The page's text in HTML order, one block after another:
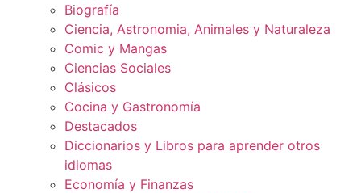
Biografía
Ciencia, Astronomia, Animales y Naturaleza
Comic y Mangas
Ciencias Sociales
Clásicos
Cocina y Gastronomía
Destacados
Diccionarios y Libros para aprender otros
idiomas
Economía y Finanzas